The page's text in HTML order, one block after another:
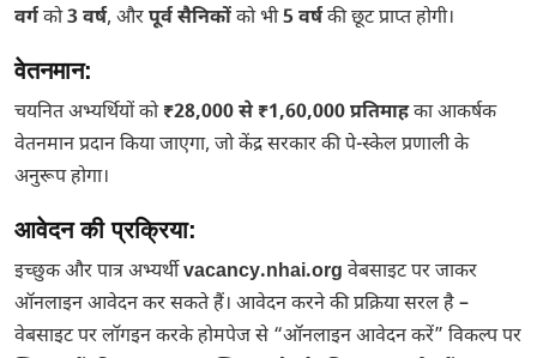
वर्गको3 वर्ष, औरपूर्व सैनिकोंको भी5 वर्षकी छूट प्राप्त होगी।
वेतनमान:
चयनित अभ्यर्थियों को₹28,000 से ₹1,60,000 प्रतिमाहका आकर्षक
वेतनमान प्रदान किया जाएगा, जो केंद्र सरकार की पे-स्केल प्रणाली के
अनुरूप होगा।
आवेदन की प्रक्रिया:
इच्छुक और पात्र अभ्यर्थीvacancy.nhai.org वेबसाइट पर जाकर
ऑनलाइन आवेदन कर सकते हैं। आवेदन करने की प्रक्रिया सरल है –
वेबसाइट पर लॉगइन करके होमपेज से “ऑनलाइन आवेदन करें” विकल्प पर